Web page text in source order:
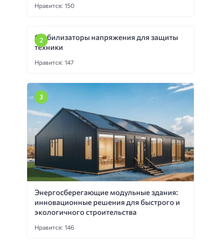
Нравится: 150
Стабилизаторы напряжения для защиты
техники
Нравится: 147
Энергосберегающие модульные здания:
инновационные решения для быстрого и
экологичного строительства
Нравится: 146